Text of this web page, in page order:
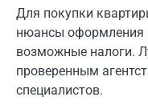
Для покупки
нюансы оформления
возможные налоги.
проверенным
специалистов.